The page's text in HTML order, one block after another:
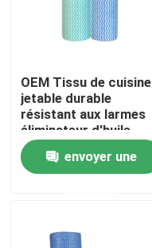
À la maison
Produits
À propos de nous
Contrôle de la qualité
OEM Tissu de cuisine
jetable durable
résistant aux larmes
éliminateur d'huile
envoyer une